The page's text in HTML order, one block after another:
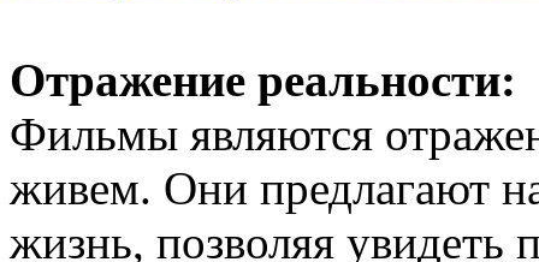
Отражение реальности:
Фильмы являются
живем. Они предлагают
жизнь, позволяя увидеть